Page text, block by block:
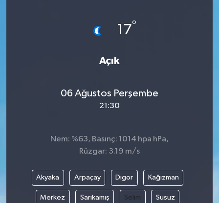
17°
Açık
06 Ağustos Perşembe
21:30
Nem: %63, Basınç: 1014 hpa hPa,
Rüzgar: 3.19 m/s
Akyaka Arpaçay Digor Kağızman
Merkez Sarıkamış Selim Susuz